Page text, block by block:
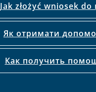
Jak złożyć wniosek do
Як отримати
Как получить